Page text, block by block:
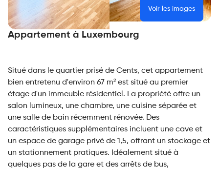
Voir les images
Appartement à Luxembourg
Situé dans le quartier prisé de Cents, cet appartement
bien entretenu d'environ 67 m² est situé au premier
étage d'un immeuble résidentiel. La propriété offre un
salon lumineux, une chambre, une cuisine séparée et
une salle de bain récemment rénovée. Des
caractéristiques supplémentaires incluent une cave et
un espace de garage privé de 1,5, offrant un stockage et
un stationnement pratiques. Idéalement situé à
quelques pas de la gare et des arrêts de bus,